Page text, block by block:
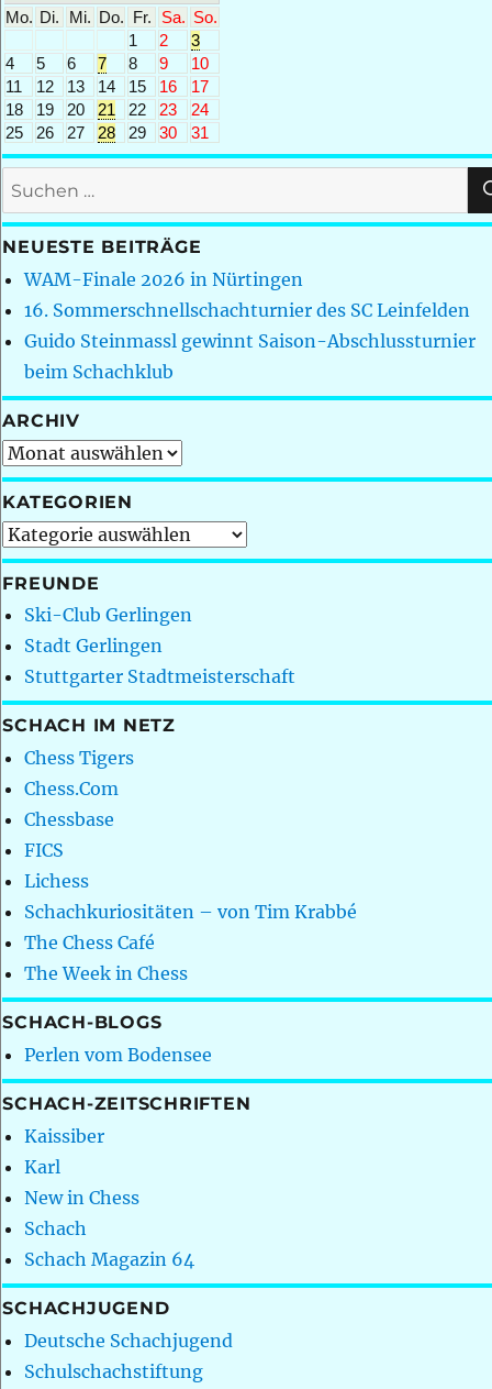
Mo. Di. Mi. Do. Fr. Sa. So.
1
2
3
4
5 6 7 8 9
10
11
12 13 14 15 16
17
18
19 20 21 22 23
24
25
26 27 28 29 30 31
Suchen
nach:
NEUESTE BEITRÄGE
WAM-Finale 2026 in Nürtingen
16. Sommerschnellschachturnier des SC Leinfelden
Guido Steinmassl gewinnt Saison-Abschlussturnier
beim Schachklub
ARCHIV
Archiv
KATEGORIEN
Kategorien
FREUNDE
Ski-Club Gerlingen
Stadt Gerlingen
Stuttgarter Stadtmeisterschaft
SCHACH IM NETZ
Chess Tigers
Chess.Com
Chessbase
FICS
Lichess
Schachkuriositäten – von Tim Krabbé
The Chess Café
The Week in Chess
SCHACH-BLOGS
Perlen vom Bodensee
SCHACH-ZEITSCHRIFTEN
Kaissiber
Karl
New in Chess
Schach
Schach Magazin 64
SCHACHJUGEND
Deutsche Schachjugend
Schulschachstiftung